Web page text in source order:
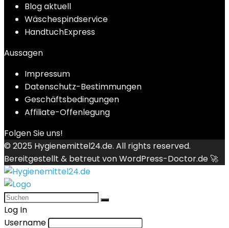
Blog aktuell
Wäschespindservice
HandtuchExpress
Aussagen
Impressum
Datenschutz-Bestimmungen
Geschäftsbedingungen
Affiliate-Offenlegung
Folgen Sie uns!
© 2025 Hygienemittel24.de. All rights reserved.
Bereitgestellt & betreut vonWordPress-Doctor.de 🚀
Log In
Username